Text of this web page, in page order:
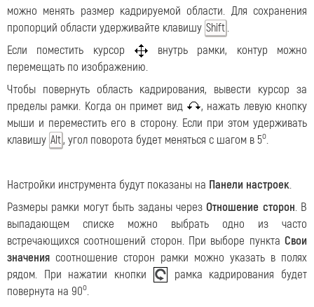
можно менять размер кадрируемой области. Для сохранения
пропорций области удерживайте клавишу Shift .
Если поместить курсор
внутрь рамки, контур можно
перемещать по изображению.
Чтобы повернуть область кадрирования, вывести курсор за
пределы рамки. Когда он примет вид
, нажать левую кнопку
мыши и переместить его в сторону. Если при этом удерживать
клавишу Alt, угол поворота будет меняться с шагом в 5o.
Настройки инструмента будут показаны на Панели настроек.
Размеры рамки могут быть заданы черезОтношение сторон. В
выпадающем списке можно выбрать одно из часто
встречающихся соотношений сторон. При выборе пункта Свои
значения соотношение сторон рамки можно указать в полях
рядом. При нажатии кнопки
рамка кадрирования будет
повернута на 90o.